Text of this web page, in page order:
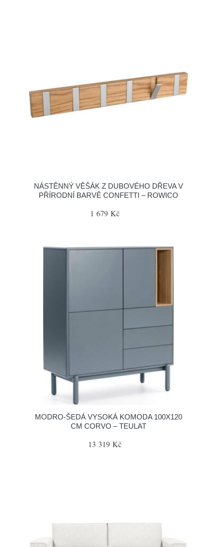
NÁSTĚNNÝ VĚŠÁK Z DUBOVÉHO DŘEVA V
PŘÍRODNÍ BARVĚ CONFETTI – ROWICO
1 679 Kč
MODRO-ŠEDÁ VYSOKÁ KOMODA 100X120
CM CORVO – TEULAT
13 319 Kč